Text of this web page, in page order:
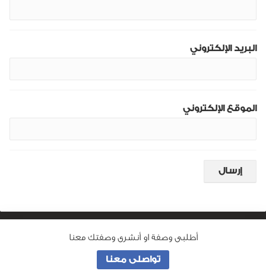
أطلبى وصفة او أنشرى وصفتك معنا
تواصلى معنا
البريد الإلكتروني
الموقع الإلكتروني
من نحن
جميع الحقوق محفوظة لـوصفة ماما